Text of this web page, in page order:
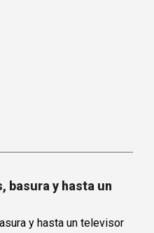
basura y hasta un